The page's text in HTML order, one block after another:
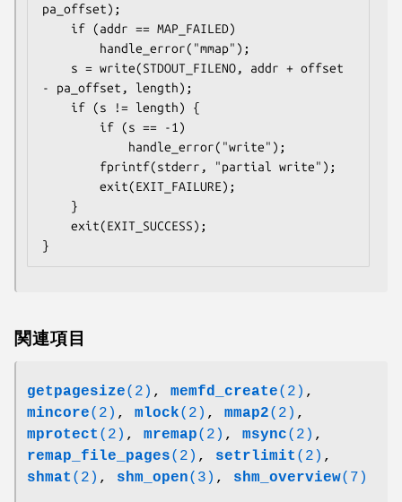
pa_offset);
- pa_offset, length);
}
関連項目
getpagesize(2) , memfd_create(2) ,
mincore(2) , mlock(2) , mmap2(2) ,
mprotect (2) , mremap(2) , msync(2) ,
remap_file_pages(2) , setrlimit (2) ,
shmat (2) , shm_open(3) , shm_overview(7)